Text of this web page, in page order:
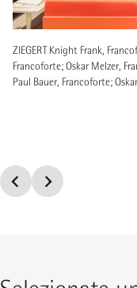
ZIEGERT Knight Frank,
Francoforte; Oskar Melzer,
Paul Bauer, Francoforte;